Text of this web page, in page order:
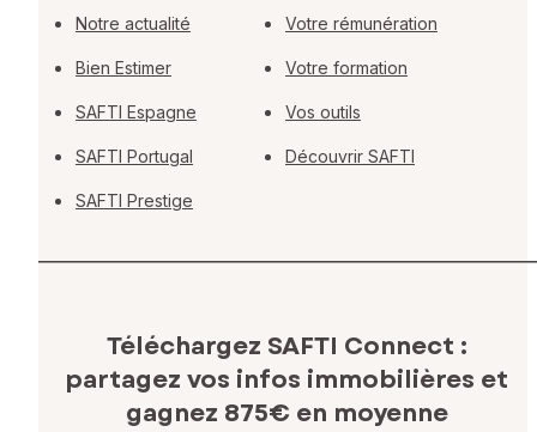
Notre actualité
Bien Estimer
SAFTI Espagne
SAFTI Portugal
SAFTI Prestige
Votre rémunération
Votre formation
Vos outils
Découvrir SAFTI
Téléchargez SAFTI Connect :
partagez vos infos immobilières et
gagnez 875€ en moyenne